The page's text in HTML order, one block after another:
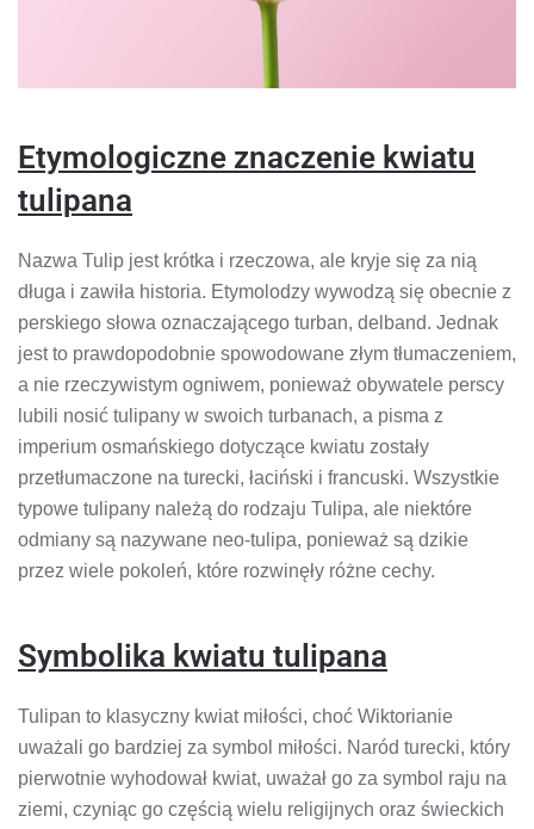
Etymologiczne znaczenie kwiatu
tulipana
Nazwa Tulip jest krótka i rzeczowa, ale kryje się za nią
długa i zawiła historia. Etymolodzy wywodzą się obecnie z
perskiego słowa oznaczającego turban, delband. Jednak
jest to prawdopodobnie spowodowane złym tłumaczeniem,
a nie rzeczywistym ogniwem, ponieważ obywatele perscy
lubili nosić tulipany w swoich turbanach, a pisma z
imperium osmańskiego dotyczące kwiatu zostały
przetłumaczone na turecki, łaciński i francuski. Wszystkie
typowe tulipany należą do rodzaju Tulipa, ale niektóre
odmiany są nazywane neo-tulipa, ponieważ są dzikie
przez wiele pokoleń, które rozwinęły różne cechy.
Symbolika kwiatu tulipana
Tulipan to klasyczny kwiat miłości, choć Wiktorianie
uważali go bardziej za symbol miłości. Naród turecki, który
pierwotnie wyhodował kwiat, uważał go za symbol raju na
ziemi, czyniąc go częścią wielu religijnych oraz świeckich